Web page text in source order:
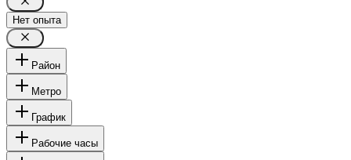
Нет опыта
Район
Метро
График
Рабочие часы